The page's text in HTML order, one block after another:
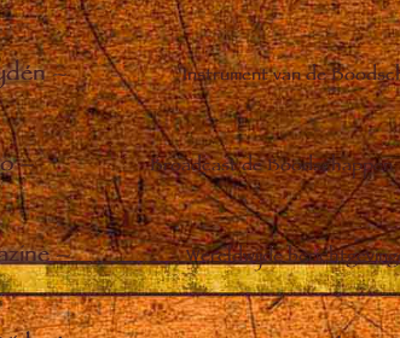
– Instrument van de
– Broadcast de Boodschappen
– Wereldwijde